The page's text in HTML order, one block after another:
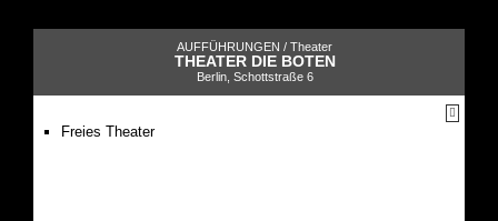
AUFFÜHRUNGEN / Theater
THEATER DIE BOTEN
Berlin, Schottstraße 6
Freies Theater